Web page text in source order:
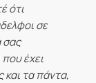
ότι
σε
έχει
και τα πάντα,